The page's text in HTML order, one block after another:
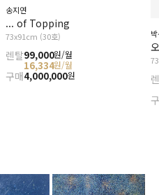
송지연
... of Topping
73x91cm (30호)
렌탈99,000원/월
16,334원/월
구매4,000,000원